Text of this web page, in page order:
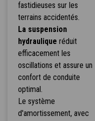
fastidieuses sur les
terrains accidentés.
La suspension
hydraulique réduit
efficacement les
oscillations et assure un
confort de conduite
optimal.
Le système
d'amortissement, avec